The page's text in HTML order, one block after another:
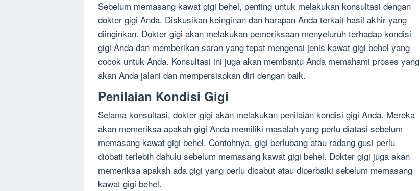
Sebelum memasang kawat gigi behel, penting untuk melakukan konsultasi dengan
dokter gigi Anda. Diskusikan keinginan dan harapan Anda terkait hasil akhir yang
diinginkan. Dokter gigi akan melakukan pemeriksaan menyeluruh terhadap kondisi
gigi Anda dan memberikan saran yang tepat mengenai jenis kawat gigi behel yang
cocok untuk Anda. Konsultasi ini juga akan membantu Anda memahami proses yang
akan Anda jalani dan mempersiapkan diri dengan baik.
Penilaian Kondisi Gigi
Selama konsultasi, dokter gigi akan melakukan penilaian kondisi gigi Anda. Mereka
akan memeriksa apakah gigi Anda memiliki masalah yang perlu diatasi sebelum
memasang kawat gigi behel. Contohnya, gigi berlubang atau radang gusi perlu
diobati terlebih dahulu sebelum memasang kawat gigi behel. Dokter gigi juga akan
memeriksa apakah ada gigi yang perlu dicabut atau diperbaiki sebelum memasang
kawat gigi behel.